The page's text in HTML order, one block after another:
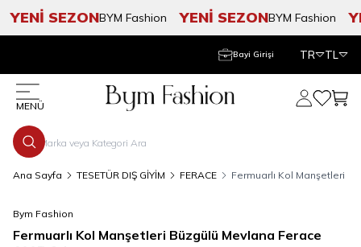
YENİ SEZONBYM Fashion YENİ SEZONBYM Fashion
Bayi Girişi TR TL
MENÜ
Hesabım
Ana Sayfa TESETÜR DIŞ GİYİM FERACE Fermuarlı Kol Manşetleri
Bym Fashion
Fermuarlı Kol Manşetleri Büzgülü Mevlana Ferace